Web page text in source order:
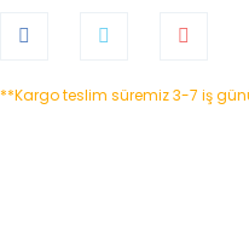
**Kargo teslim süremiz 3-7 iş